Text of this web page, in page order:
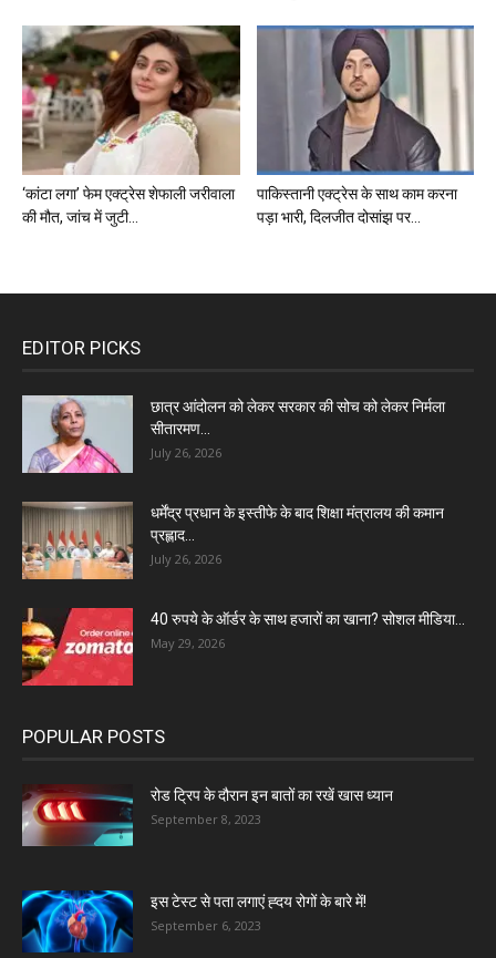
‘कांटा लगा’ फेम एक्ट्रेस शेफाली जरीवाला
की मौत, जांच में जुटी...
पाकिस्तानी एक्ट्रेस के साथ काम करना
पड़ा भारी, दिलजीत दोसांझ पर...
EDITOR PICKS
छात्र आंदोलन को लेकर सरकार की सोच को लेकर निर्मला
सीतारमण...
July 26, 2026
धर्मेंद्र प्रधान के इस्तीफे के बाद शिक्षा मंत्रालय की कमान
प्रह्लाद...
July 26, 2026
40 रुपये के ऑर्डर के साथ हजारों का खाना? सोशल मीडिया...
May 29, 2026
POPULAR POSTS
रोड ट्रिप के दौरान इन बातों का रखें खास ध्यान
September 8, 2023
इस टेस्ट से पता लगाएं ह्दय रोगों के बारे में!
September 6, 2023